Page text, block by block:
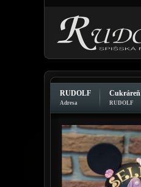
RUDOLF
Adresa
Cukráreň
RUDOLF